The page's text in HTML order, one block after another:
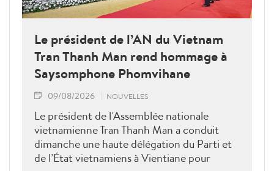
Le président de l’AN du Vietnam
Tran Thanh Man rend hommage à
Saysomphone Phomvihane
09/08/2026 NOUVELLES
Le président de l’Assemblée nationale
vietnamienne Tran Thanh Man a conduit
dimanche une haute délégation du Parti et
de l’État vietnamiens à Vientiane pour